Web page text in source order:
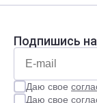
Подпишись
Даю свое
Даю свое